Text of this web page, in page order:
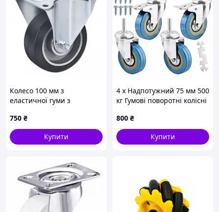
Колесо 100 мм з
еластичної гуми з
середньопосиленим
кронштейном (200 кг)
750 ₴
Купити
4 x Надпотужний 75 мм 500
кг Гумові поворотні колісні
заклинач
800 ₴
Купити